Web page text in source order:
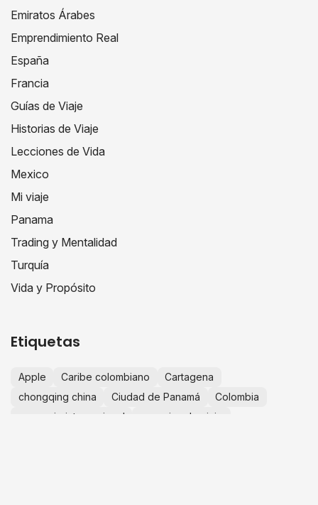
Emiratos Árabes
Emprendimiento Real
España
Francia
Guías de Viaje
Historias de Viaje
Lecciones de Vida
Mexico
Mi viaje
Panama
Trading y Mentalidad
Turquía
Vida y Propósito
Etiquetas
Apple Caribe colombiano
Cartagena
chongqing china
Ciudad de Panamá
Colombia
comercio internacional
consejos de viaje